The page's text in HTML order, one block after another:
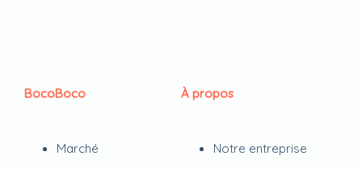
BocoBoco
Marché
À propos
Notre entreprise